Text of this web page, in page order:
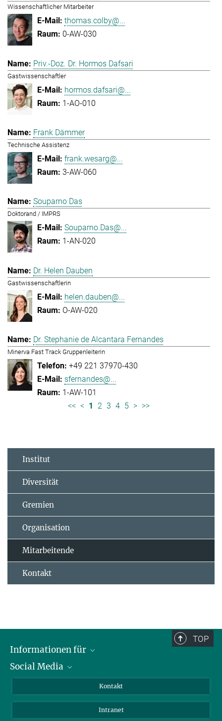
Wissenschaftlicher Mitarbeiter
thomas.colby@...
0-AW-030
Priv.-Doz. Dr. Hormos Dafsari
Gastwissenschaftler
hormos.dafsari@...
1-AO-010
Frank Dämmer
Technische Assistenz
frank.wesarg@...
3-AW-060
Souparno Das
Doktorand / IMPRS
Souparno.Das@...
1-AN-020
Dr. Helen Dauben
Gastwissenschaftlerin
helen.dauben@...
O-AW-020
Dr. Stephanie de Alcantara Fernandes
Minerva Fast Track Gruppenleiterin
+49 221 37970-430
sfernandes@...
1-AW-101
<< < 1 2 3 4 5 > >>
Institut
Diversität
Gremien
Organisation
Mitarbeitende
Kontakt
TOP
Informationen für
Bewerbende
Journalist:innen
Social Media
Bluesky
YouTube
Kontakt
Intranet